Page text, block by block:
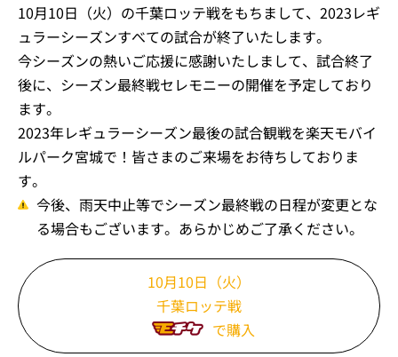
10月10日（火）の千葉ロッテ戦をもちまして、2023レギ
ュラーシーズンすべての試合が終了いたします。
今シーズンの熱いご応援に感謝いたしまして、試合終了
後に、シーズン最終戦セレモニーの開催を予定しており
ます。
2023年レギュラーシーズン最後の試合観戦を楽天モバイ
ルパーク宮城で！皆さまのご来場をお待ちしておりま
す。
今後、雨天中止等でシーズン最終戦の日程が変更とな
る場合もございます。あらかじめご了承ください。
10月10日（火）
千葉ロッテ戦
で購入